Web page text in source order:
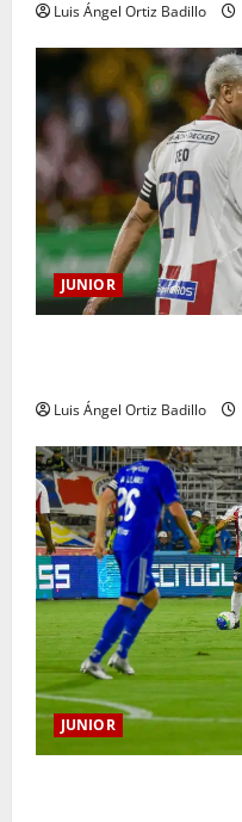
Luis Ángel Ortiz Badillo
JUNIOR
Luis Ángel Ortiz Badillo
JUNIOR